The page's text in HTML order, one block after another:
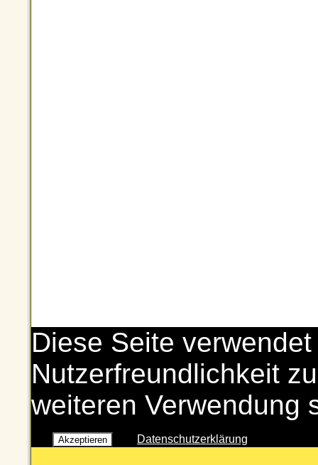
Diese Seite
Nutzerfreundlichkeit
weiteren Verwendung
Akzeptieren Datenschutzerklärung